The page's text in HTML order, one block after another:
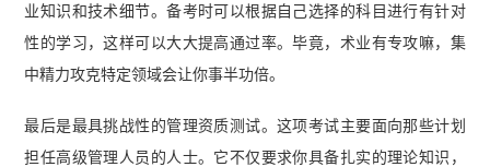
业知识和技术细节。备考时可以根据自己选择的科目进行有针对
性的学习，这样可以大大提高通过率。毕竟，术业有专攻嘛，集
中精力攻克特定领域会让你事半功倍。
最后是最具挑战性的管理资质测试。这项考试主要面向那些计划
担任高级管理人员的人士。它不仅要求你具备扎实的理论知识，